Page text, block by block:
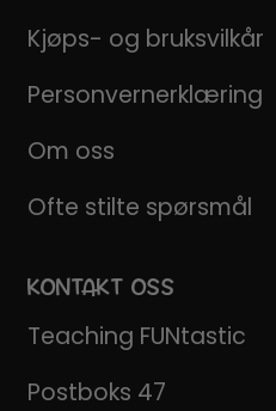
Kjøps- og bruksvilkår
Personvernerklæring
Om oss
Ofte stilte spørsmål
KONTAKT OSS
Teaching FUNtastic
Postboks 47